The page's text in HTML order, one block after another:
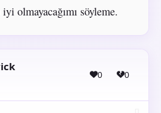
olmayacağımı söyleme.
0 0